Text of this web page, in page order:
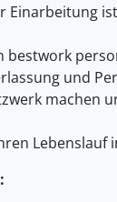
Einarbeitung ist
bestwork
und
machen
Lebenslauf